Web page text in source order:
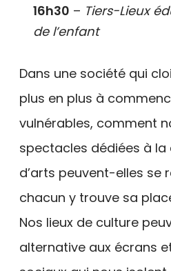
16h30 – Tiers-Lieux
de l’enfant
Dans une société qui
plus en plus à
vulnérables, comment
spectacles dédiées à
d’arts peuvent-elles se
chacun y trouve sa
Nos lieux de culture
alternative aux écrans